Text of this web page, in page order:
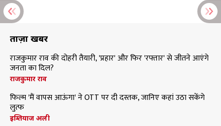
ताज़ा खबरें
राजकुमार राव की दोहरी तैयारी, 'प्रहार' और फिर 'रफ्तार' से जीतने आएंगे
जनता का दिल?
राजकुमार राव
फिल्म 'मैं वापस आऊंगा' ने OTT पर दी दस्तक, जानिए कहां उठा सकेंगे
लुत्फ
इम्तियाज अली